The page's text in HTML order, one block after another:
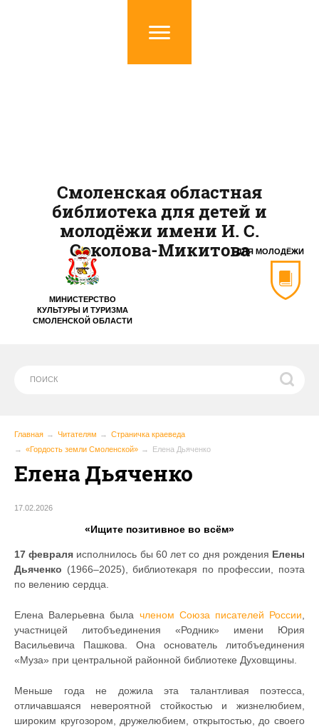
МИНИСТЕРСТВО
КУЛЬТУРЫ И ТУРИЗМА
СМОЛЕНСКОЙ ОБЛАСТИ
ДЛЯ МОЛОДЁЖИ
Смоленская областная
библиотека для детей и
молодёжи имени И. С.
Соколова-Микитова
Главная Читателям
Страничка краеведа
«Гордость земли Смоленской»
Елена Дьяченко
Елена Дьяченко
17.02.2026
«Ищите позитивное во всём»
17 февраля исполнилось бы 60 лет со дня рождения Елены
Дьяченко (1966–2025), библиотекаря по профессии, поэта
по велению сердца.
Елена Валерьевна была членом Союза писателей России
участницей литобъединения «Родник» имени Юрия
Васильевича Пашкова. Она основатель литобъединения
«Муза» при центральной районной библиотеке Духовщины.
Меньше года не дожила эта талантливая поэтесса,
отличавшаяся невероятной стойкостью и жизнелюбием,
широким кругозором, дружелюбием, открытостью, до своего